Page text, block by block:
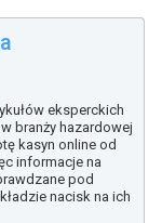
eksperckich
branży hazardowej
kasyn online od
informacje na
pod
nacisk na ich